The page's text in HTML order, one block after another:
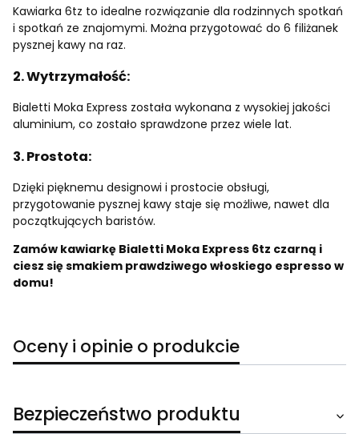
Kawiarka 6tz to idealne rozwiązanie dla rodzinnych spotkań
i spotkań ze znajomymi. Można przygotować do 6 filiżanek
pysznej kawy na raz.
2. Wytrzymałość:
Bialetti Moka Express została wykonana z wysokiej jakości
aluminium, co zostało sprawdzone przez wiele lat.
3. Prostota:
Dzięki pięknemu designowi i prostocie obsługi,
przygotowanie pysznej kawy staje się możliwe, nawet dla
początkujących baristów.
Zamów kawiarkę Bialetti Moka Express 6tz czarną i
ciesz się smakiem prawdziwego włoskiego espresso w
domu!
Oceny i opinie o produkcie
Bezpieczeństwo produktu